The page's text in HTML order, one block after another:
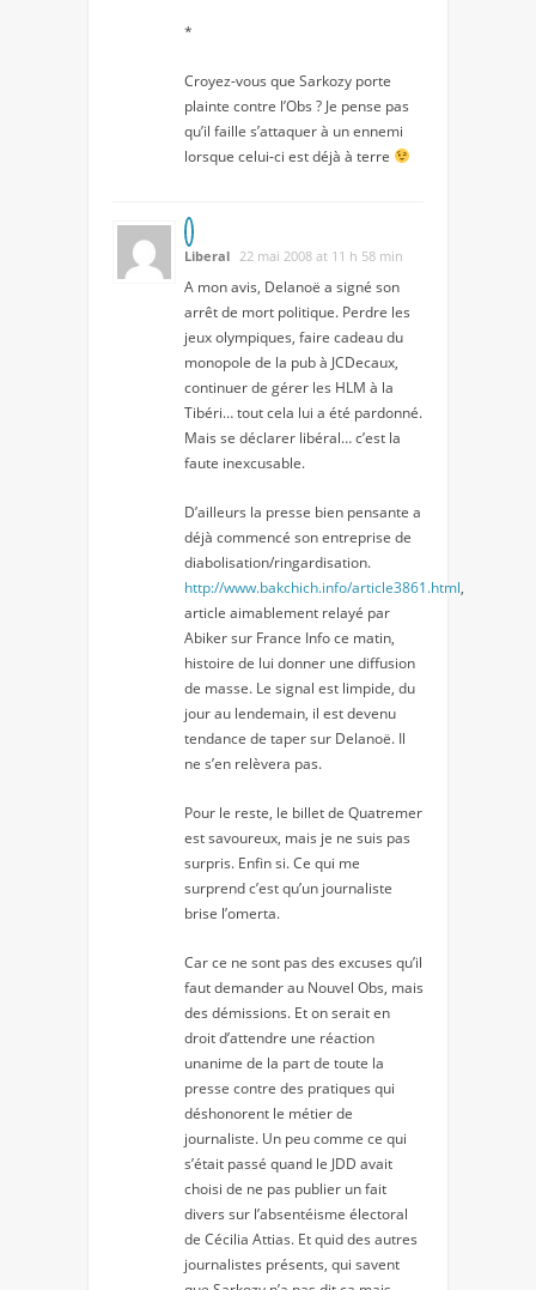
*
Croyez-vous que Sarkozy porte
plainte contre l’Obs ? Je pense pas
qu’il faille s’attaquer à un ennemi
lorsque celui-ci est déjà à terre
Liberal 22 mai 2008 at 11 h 58 min
A mon avis, Delanoë a signé son
arrêt de mort politique. Perdre les
jeux olympiques, faire cadeau du
monopole de la pub à JCDecaux,
continuer de gérer les HLM à la
Tibéri… tout cela lui a été pardonné.
Mais se déclarer libéral… c’est la
faute inexcusable.
D’ailleurs la presse bien pensante a
déjà commencé son entreprise de
diabolisation/ringardisation.
http://www.bakchich.info/article3861.html,
article aimablement relayé par
Abiker sur France Info ce matin,
histoire de lui donner une diffusion
de masse. Le signal est limpide, du
jour au lendemain, il est devenu
tendance de taper sur Delanoë. Il
ne s’en relèvera pas.
Pour le reste, le billet de Quatremer
est savoureux, mais je ne suis pas
surpris. Enfin si. Ce qui me
surprend c’est qu’un journaliste
brise l’omerta.
Car ce ne sont pas des excuses qu’il
faut demander au Nouvel Obs, mais
des démissions. Et on serait en
droit d’attendre une réaction
unanime de la part de toute la
presse contre des pratiques qui
déshonorent le métier de
journaliste. Un peu comme ce qui
s’était passé quand le JDD avait
choisi de ne pas publier un fait
divers sur l’absentéisme électoral
de Cécilia Attias. Et quid des autres
journalistes présents, qui savent